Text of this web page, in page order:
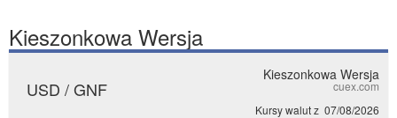
Kieszonkowa Wersja
Kieszonkowa Wersja
cuex.com
Kursy walut z 07/08/2026
USD / GNF